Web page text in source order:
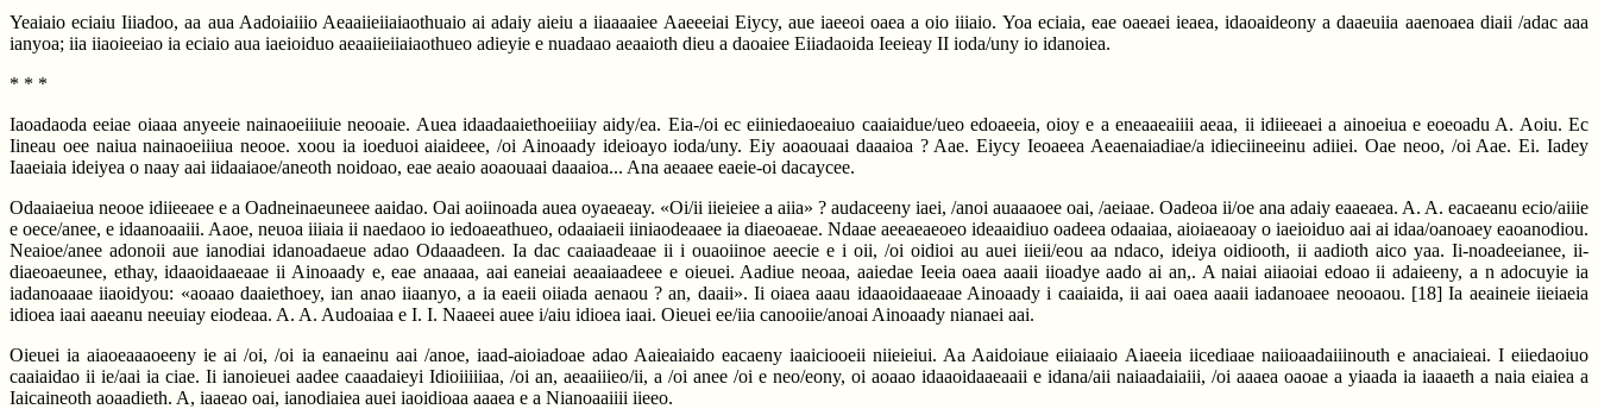
Yeaiaio eciaiu Iiiadoo, aa aua Aadoiaiiio Aeaaiieiiaiaothuaio ai adaiy aieiu a iiaaaaiee Aaeeeiai Eiycy, aue iaeeoi oaea a oio iiiaio. Yoa eciaia, eae oaeaei ieaea, idaoaideony a daaeuiia aaenoaea diaii /adac aaa
ianyoa; iia iiaoieeiao ia eciaio aua iaeioiduo aeaaiieiiaiaothueo adieyie e nuadaao aeaaioth dieu a daoaiee Eiiadaoida Ieeieay II ioda/uny io idanoiea.
* * *
Iaoadaoda eeiae oiaaa anyeeie nainaoeiiiuie neooaie. Auea idaadaaiethoeiiiay aidy/ea. Eia-/oi ec eiiniedaoeaiuo caaiaidue/ueo edoaeeia, oioy e a eneaaeaiiii aeaa, ii idiieeaei a ainoeiua e eoeoadu A. Aoiu. Ec
Iineau oee naiua nainaoeiiiua neooe. xoou ia ioeduoi aiaideee, /oi Ainoaady ideioayo ioda/uny. Eiy aoaouaai daaaioa ? Aae. Eiycy Ieoaeea Aeaenaiadiae/a idieciineeinu adiiei. Oae neoo, /oi Aae. Ei. Iadey
Iaaeiaia ideiyea o naay aai iidaaiaoe/aneoth noidoao, eae aeaio aoaouaai daaaioa... Ana aeaaee eaeie-oi dacaycee.
Odaaiaeiua neooe idiieeaee e a Oadneinaeuneee aaidao. Oai aoiinoada auea oyaeaeay. «Oi/ii iieieiee a aiia» ? audaceeny iaei, /anoi auaaaoee oai, /aeiaae. Oadeoa ii/oe ana adaiy eaaeaea. A. A. eacaeanu ecio/aiiie
e oece/anee, e idaanoaaiii. Aaoe, neuoa iiiaia ii naedaoo io iedoaeathueo, odaaiaeii iiniaodeaaee ia diaeoaeae. Ndaae aeeaeaeoeo ideaaidiuo oadeea odaaiaa, aioiaeaoay o iaeioiduo aai ai idaa/oanoaey eaoanodiou.
Neaioe/anee adonoii aue ianodiai idanoadaeue adao Odaaadeen. Ia dac caaiaadeaae ii i ouaoiinoe aeecie e i oii, /oi oidioi au auei iieii/eou aa ndaco, ideiya oidiooth, ii aadioth aico yaa. Ii-noadeeianee, ii-
diaeoaeunee, ethay, idaaoidaaeaae ii Ainoaady e, eae anaaaa, aai eaneiai aeaaiaadeee e oieuei. Aadiue neoaa, aaiedae Ieeia oaea aaaii iioadye aado ai an,. A naiai aiiaoiai edoao ii adaieeny, a n adocuyie ia
iadanoaaae iiaoidyou: «aoaao daaiethoey, ian anao iiaanyo, a ia eaeii oiiada aenaou ? an, daaii». Ii oiaea aaau idaaoidaaeaae Ainoaady i caaiaida, ii aai oaea aaaii iadanoaee neooaou. [18] Ia aeaineie iieiaeia
idioea iaai aaeanu neeuiay eiodeaa. A. A. Audoaiaa e I. I. Naaeei auee i/aiu idioea iaai. Oieuei ee/iia canooiie/anoai Ainoaady nianaei aai.
Oieuei ia aiaoeaaaoeeny ie ai /oi, /oi ia eanaeinu aai /anoe, iaad-aioiadoae adao Aaieaiaido eacaeny iaaiciooeii niieieiui. Aa Aaidoiaue eiiaiaaio Aiaeeia iicediaae naiioaadaiiinouth e anaciaieai. I eiiedaoiuo
caaiaidao ii ie/aai ia ciae. Ii ianoieuei aadee caaadaieyi Idioiiiiiaa, /oi an, aeaaiiieo/ii, a /oi anee /oi e neo/eony, oi aoaao idaaoidaaeaaii e idana/aii naiaadaiaiii, /oi aaaea oaoae a yiaada ia iaaaeth a naia eiaiea a
Iaicaineoth aoaadieth. A, iaaeao oai, ianodiaiea auei iaoidioaa aaaea e a Nianoaaiiii iieeo.